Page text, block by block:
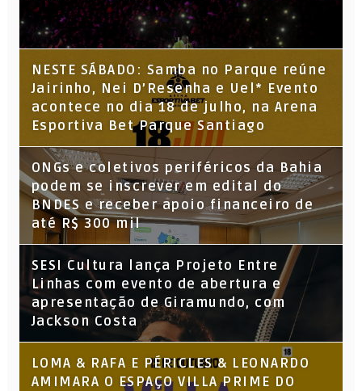
NESTE SÁBADO: Samba no Parque reúne
Jairinho, Nei D’Resenha e Uel* Evento
acontece no dia 18 de julho, na Arena
Esportiva Bet Parque Santiago
ONGs e coletivos periféricos da Bahia
podem se inscrever em edital do
BNDES e receber apoio financeiro de
até R$ 300 mil
SESI Cultura lança Projeto Entre
Linhas com evento de abertura e
apresentação de Giramundo, com
Jackson Costa
LOMA & RAFA E PÉRICLES & LEONARDO
AMIMARA O ESPAÇO VILLA PRIME DO